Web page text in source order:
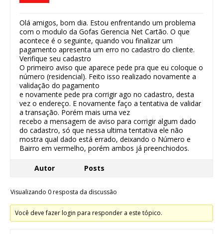
Olá amigos, bom dia. Estou enfrentando um problema
com o modulo da Gofas Gerencia Net Cartão. O que
acontece é o seguinte, quando vou finalizar um
pagamento apresenta um erro no cadastro do cliente.
Verifique seu cadastro
O primeiro aviso que aparece pede pra que eu coloque o
número (residencial). Feito isso realizado novamente a
validação do pagamento
e novamente pede pra corrigir ago no cadastro, desta
vez o endereço. E novamente faço a tentativa de validar
a transação. Porém mais uma vez
recebo a mensagem de aviso para corrigir algum dado
do cadastro, só que nessa ultima tentativa ele não
mostra qual dado está errado, deixando o Número e
Bairro em vermelho, porém ambos já preenchiodos.
Autor Posts
Visualizando 0 resposta da discussão
Você deve fazer login para responder a este tópico.